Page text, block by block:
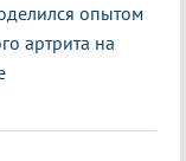
опытом
артрита на